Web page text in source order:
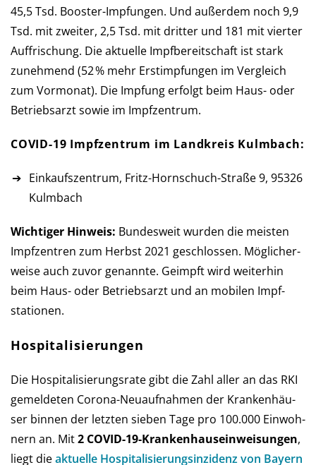
45,5 Tsd. Booster-Impfungen. Und außer­dem noch 9,9
Tsd. mit zwei­ter, 2,5 Tsd. mit drit­ter und 181 mit vier­ter
Auf­frischung. Die aktu­elle Impf­be­reit­schaft ist stark
zunehmend (52 % mehr Erst­imp­fun­gen im Ver­gleich
zum Vor­mo­nat). Die Imp­fung er­folgt beim Haus- oder
Betriebs­arzt so­wie im Impfzentrum.
COVID-19 Impfzentrum im Landkreis Kulmbach:
Einkaufszentrum, Fritz-Hornschuch-Straße 9, 95326
Kulmbach
Wichtiger Hinweis: Bundesweit wurden die meisten
Impf­zen­tren zum Herbst 2021 ge­schlos­sen. Mög­licher­
weise auch zu­vor ge­nannte. Ge­impft wird weiter­hin
beim Haus- oder Betriebs­arzt und an mobilen Impf­
stationen.
Hospitalisierungen
Die Hospitalisierungsrate gibt die Zahl aller an das RKI
ge­mel­de­ten Corona-Neu­auf­nah­men der Kran­ken­häu­
ser bin­nen der letz­ten sie­ben Tage pro 100.000 Ein­woh­
nern an. Mit2 COVID-19-Kranken­haus­ein­weisun­gen,
liegt dieaktu­elle Hos­pi­ta­li­sie­rungs­in­zi­denz von Bay­ern